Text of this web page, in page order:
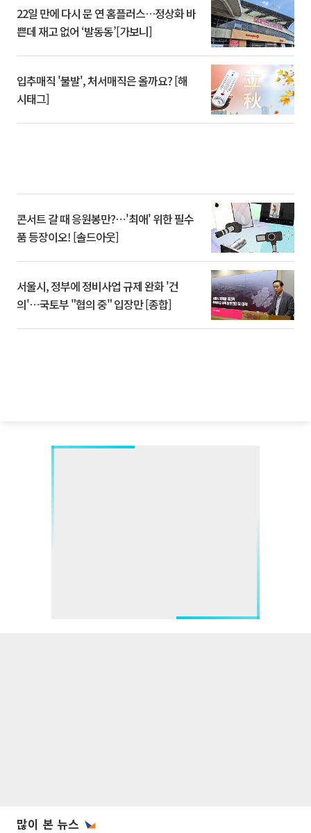
22일 만에 다시 문 연 홈플러스…정상화 바
쁜데 재고 없어 ‘발동동’[가보니]
입추매직 '불발', 처서매직은 올까요? [해
시태그]
콘서트 갈 때 응원봉만?⋯'최애' 위한 필수
품 등장이오! [솔드아웃]
서울시, 정부에 정비사업 규제 완화 '건
의'⋯국토부 "협의 중" 입장만 [종합]
많이 본 뉴스